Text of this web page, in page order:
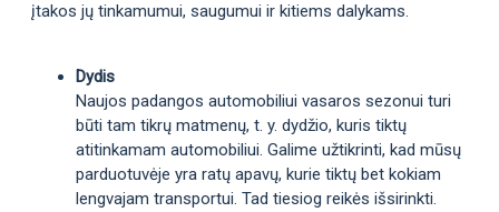
įtakos jų tinkamumui, saugumui ir kitiems dalykams.
Dydis
Naujos padangos automobiliui vasaros sezonui turi
būti tam tikrų matmenų, t. y. dydžio, kuris tiktų
atitinkamam automobiliui. Galime užtikrinti, kad mūsų
parduotuvėje yra ratų apavų, kurie tiktų bet kokiam
lengvajam transportui. Tad tiesiog reikės išsirinkti.